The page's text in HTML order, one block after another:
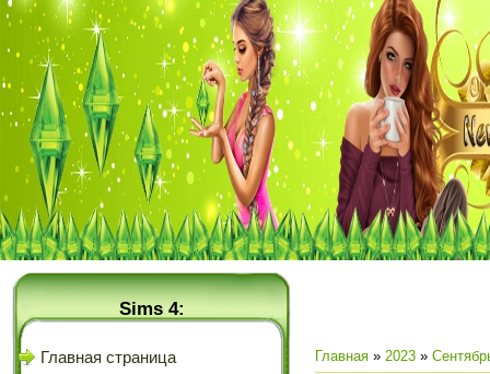
Sims 4:
Главная страница
Главная » 2023 »